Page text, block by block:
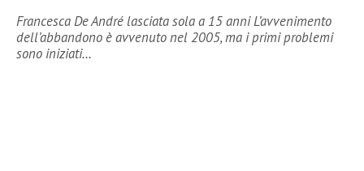
Francesca De André lasciata sola a 15 anni L’avvenimento
dell’abbandono è avvenuto nel 2005, ma i primi problemi
sono iniziati…